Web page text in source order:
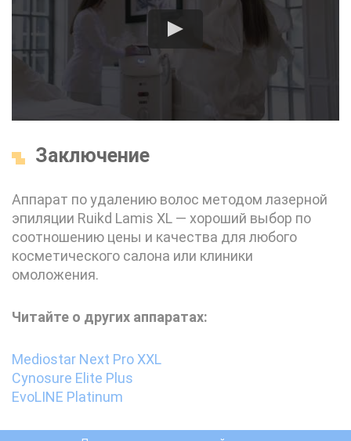
Заключение
Аппарат по удалению волос методом лазерной
эпиляции Ruikd Lamis XL — хороший выбор по
соотношению цены и качества для любого
косметического салона или клиники
омоложения.
Читайте о других аппаратах:
Mediostar Next Pro XXL
Cynosure Elite Plus
EvoLINE Platinum